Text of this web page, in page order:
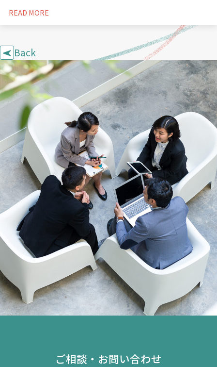
READ MORE
Back
ご相談・お問い合わせ